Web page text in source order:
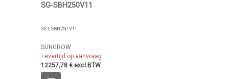
SG-SBH250V11
SET SBH250 V11
SUNGROW
Levertijd op aanvraag
12257,78 € excl.BTW